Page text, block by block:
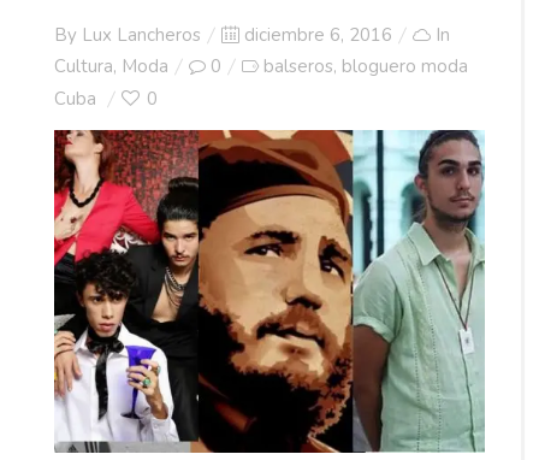
By Lux Lancheros
Posted
on
diciembre 6, 2016
In
Cultura, Moda 0 balseros, bloguero moda
Cuba
0